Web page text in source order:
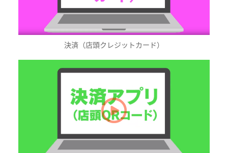
決済（店頭クレジットカード）